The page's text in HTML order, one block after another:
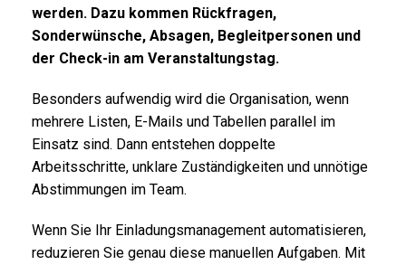
werden. Dazu kommen Rückfragen,
Sonderwünsche, Absagen, Begleitpersonen und
der Check-in am Veranstaltungstag.
Besonders aufwendig wird die Organisation, wenn
mehrere Listen, E-Mails und Tabellen parallel im
Einsatz sind. Dann entstehen doppelte
Arbeitsschritte, unklare Zuständigkeiten und unnötige
Abstimmungen im Team.
Wenn Sie Ihr Einladungsmanagement automatisieren,
reduzieren Sie genau diese manuellen Aufgaben. Mit